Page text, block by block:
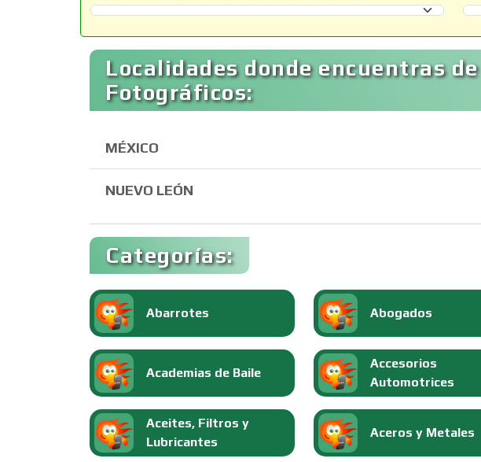
Selecciona un Estado
Localidades donde encuentras
Fotográficos:
MÉXICO
NUEVO LEÓN
Categorías:
Abarrotes Abogados
Academias de Baile
Accesorios
Automotrices
Aceites, Filtros y
Lubricantes
Aceros y Metales